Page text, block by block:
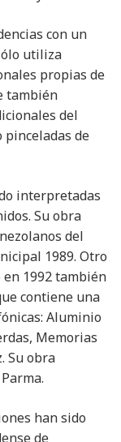
con un
utiliza
propias de
también
del
pinceladas de
interpretadas
Su obra
del
1989. Otro
en 1992 también
contiene una
Aluminio
Memorias
Su obra
han sido
de